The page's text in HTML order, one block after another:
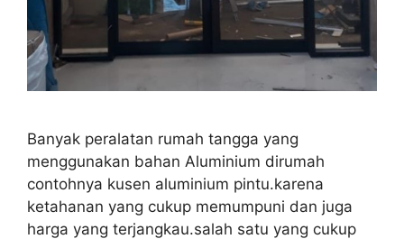
Banyak peralatan rumah tangga yang
menggunakan bahan Aluminium dirumah
contohnya kusen aluminium pintu.karena
ketahanan yang cukup memumpuni dan juga
harga yang terjangkau.salah satu yang cukup